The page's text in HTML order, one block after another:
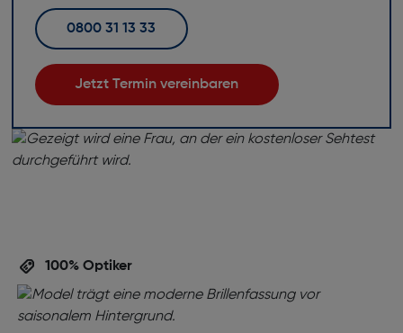
0800 31 13 33
Jetzt Termin vereinbaren
100% Optiker